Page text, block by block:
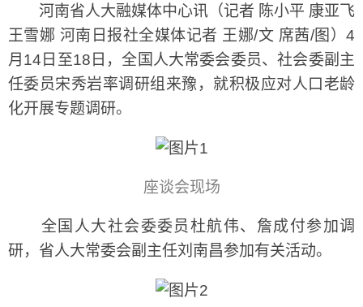
河南省人大融媒体中心讯（记者 陈小平 康亚飞
王雪娜 河南日报社全媒体记者 王娜/文 席茜/图）4
月14日至18日，全国人大常委会委员、社会委副主
任委员宋秀岩率调研组来豫，就积极应对人口老龄
化开展专题调研。
座谈会现场
全国人大社会委委员杜航伟、詹成付参加调
研，省人大常委会副主任刘南昌参加有关活动。